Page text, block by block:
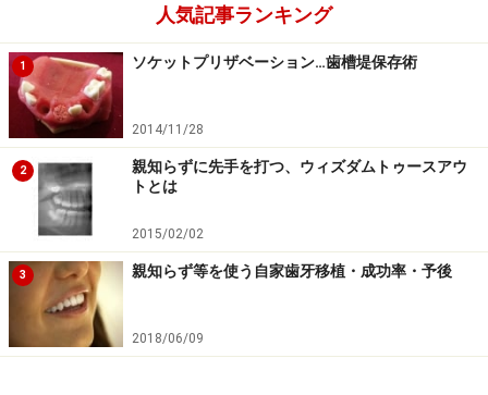
る事）をより確実にスピーディーにするために現在では
様々な方法で粗造面を付与しています。高電圧のスパー
ク陽極酸化により表面に蛸壺様の小孔を作ったり、低電
圧の陽極酸化で微小な突起を付与したりと様々。
現在最も多くのインプラントシステムで採用されている
のが、アルミナ粒子をサンドブラスト処理で吹き付けて
酸処理を行う表面性状です。それらを更に改良する構造
のものが続々と登場しています。
アバットメント連結の種類
人気記事ランキング
1 ソケットプリザベーション…歯槽堤保存術
2014/11/28
2
親知らずに先手を打つ、ウィズダムトゥースアウ
トとは
2015/02/02
3 親知らず等を使う自家歯牙移植・成功率・予後
2018/06/09